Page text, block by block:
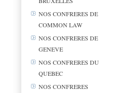
NOS CONFRERES DE
COMMON LAW
NOS CONFRERES DE
GENEVE
NOS CONFRERES DU
QUEBEC
NOS CONFRERES